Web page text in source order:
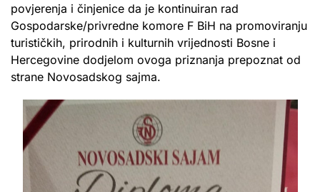
povjerenja i činjenice da je kontinuiran rad
Gospodarske/privredne komore F BiH na promoviranju
turističkih, prirodnih i kulturnih vrijednosti Bosne i
Hercegovine dodjelom ovoga priznanja prepoznat od
strane Novosadskog sajma.